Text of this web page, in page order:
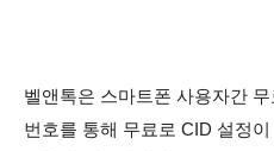
벨앤톡은 스마트폰 사용자간
번호를 통해 무료로 CID 설정